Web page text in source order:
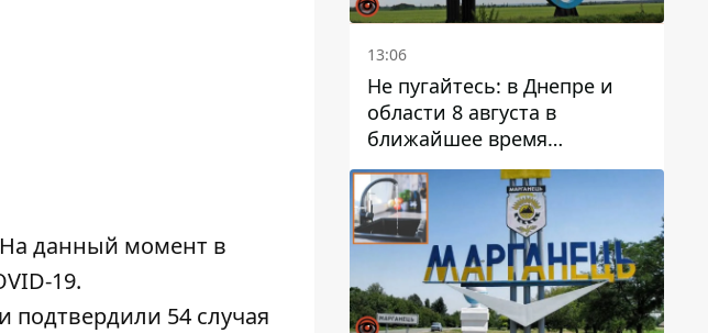
На данный момент в
19.
подтвердили 54 случая
13:06
Не пугайтесь: в Днепре и
области 8 августа в
ближайшее время
ожидается гроза